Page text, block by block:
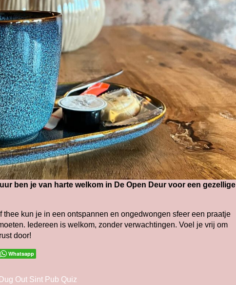
ben je van harte welkom in De Open Deur voor een gezellige
thee kun je in een ontspannen en ongedwongen sfeer een praatje
Iedereen is welkom, zonder verwachtingen. Voel je vrij om
door!
Whatsapp
Out Sint Pub Quiz